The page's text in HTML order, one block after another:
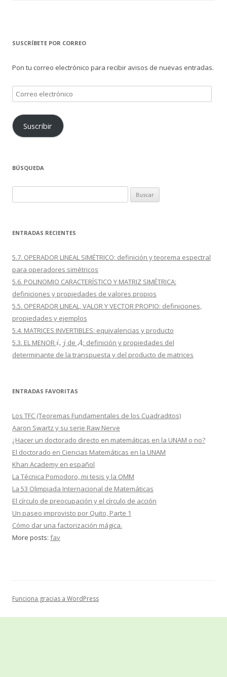
SUSCRÍBETE POR CORREO
Pon tu correo electrónico para recibir avisos de nuevas entradas.
Correo
electrónico
Suscribir
BÚSQUEDA
ENTRADAS RECIENTES
5.7. OPERADOR LINEAL SIMÉTRICO: definición y teorema espectral
para operadores simétricos
5.6. POLINOMIO CARACTERÍSTICO Y MATRIZ SIMÉTRICA:
definiciones y propiedades de valores propios
5.5. OPERADOR LINEAL, VALOR Y VECTOR PROPIO: definiciones,
propiedades y ejemplos
5.4. MATRICES INVERTIBLES: equivalencias y producto
5.3. EL MENORi,j de A: definición y propiedades del
determinante de la transpuesta y del producto de matrices
ENTRADAS FAVORITAS
Los TFC (Teoremas Fundamentales de los Cuadraditos)
Aaron Swartz y su serie Raw Nerve
¿Hacer un doctorado directo en matemáticas en la UNAM o no?
El doctorado en Ciencias Matemáticas en la UNAM
Khan Academy en español
La Técnica Pomodoro, mi tesis y la OMM
La 53 Olimpiada Internacional de Matemáticas
El círculo de preocupación y el círculo de acción
Un paseo improvisto por Quito, Parte 1
Cómo dar una factorización mágica.
More posts: fav
Funciona gracias a WordPress